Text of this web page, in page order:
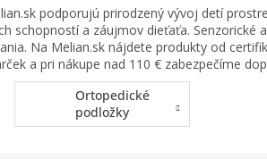
podporujú prirodzený vývoj detí
schopností a záujmov dieťaťa.
Na Melian.sk nájdete produkty od
a pri nákupe nad 110 € zabezpečíme
Ortopedické
podložky